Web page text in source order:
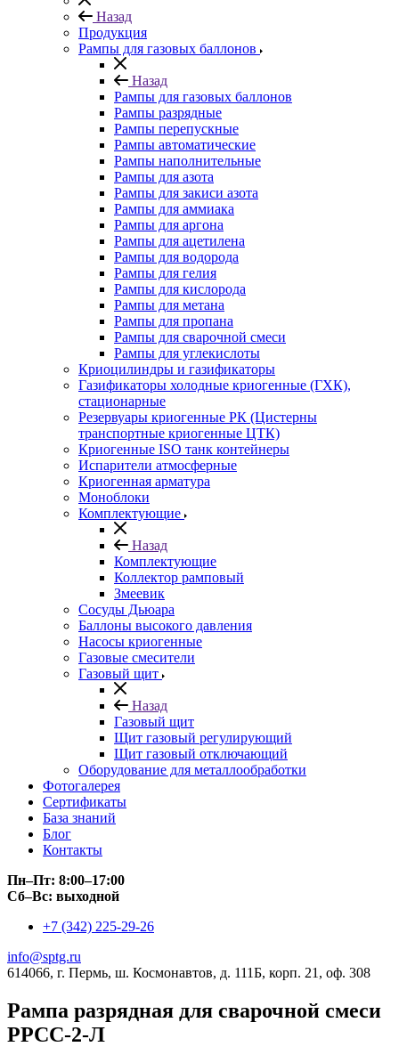
Назад
Продукция
Рампы для газовых баллонов
Назад
Рампы для газовых баллонов
Рампы разрядные
Рампы перепускные
Рампы автоматические
Рампы наполнительные
Рампы для азота
Рампы для закиси азота
Рампы для аммиака
Рампы для аргона
Рампы для ацетилена
Рампы для водорода
Рампы для гелия
Рампы для кислорода
Рампы для метана
Рампы для пропана
Рампы для сварочной смеси
Рампы для углекислоты
Криоцилиндры и газификаторы
Газификаторы холодные криогенные (ГХК),
стационарные
Резервуары криогенные РК (Цистерны
транспортные криогенные ЦТК)
Криогенные ISO танк контейнеры
Испарители атмосферные
Криогенная арматура
Моноблоки
Комплектующие
Назад
Комплектующие
Коллектор рамповый
Змеевик
Сосуды Дьюара
Баллоны высокого давления
Насосы криогенные
Газовые смесители
Газовый щит
Назад
Газовый щит
Щит газовый регулирующий
Щит газовый отключающий
Оборудование для металлообработки
Фотогалерея
Сертификаты
База знаний
Блог
Контакты
Пн–Пт: 8:00–17:00
Сб–Вс: выходной
+7 (342) 225-29-26
info@sptg.ru
614066, г. Пермь, ш. Космонавтов, д. 111Б, корп. 21, оф. 308
Рампа разрядная для сварочной смеси
РРСС-2-Л